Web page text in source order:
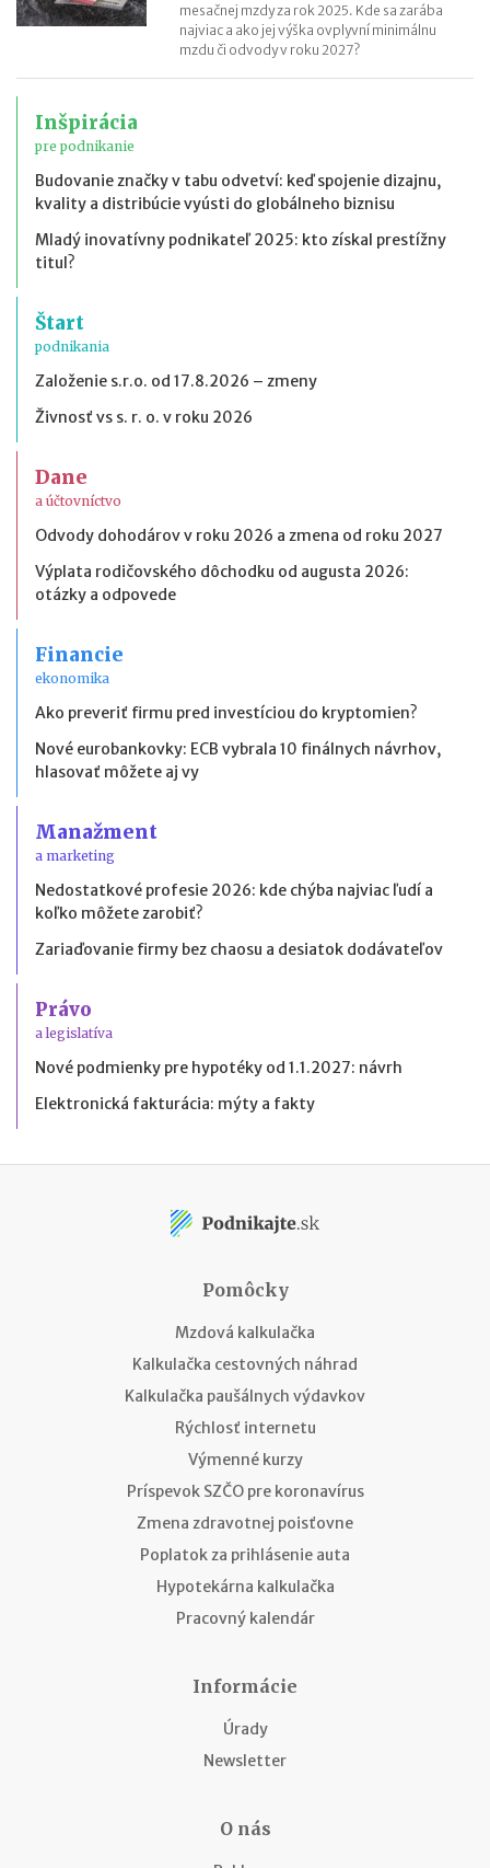
mesačnej mzdy za rok 2025. Kde sa zarába
najviac a ako jej výška ovplyvní minimálnu
mzdu či odvody v roku 2027?
Inšpirácia
pre podnikanie
Budovanie značky v tabu odvetví: keď spojenie dizajnu,
kvality a distribúcie vyústi do globálneho biznisu
Mladý inovatívny podnikateľ 2025: kto získal prestížny
titul?
Štart
podnikania
Založenie s.r.o. od 17.8.2026 – zmeny
Živnosť vs s. r. o. v roku 2026
Dane
a účtovníctvo
Odvody dohodárov v roku 2026 a zmena od roku 2027
Výplata rodičovského dôchodku od augusta 2026:
otázky a odpovede
Financie
ekonomika
Ako preveriť firmu pred investíciou do kryptomien?
Nové eurobankovky: ECB vybrala 10 finálnych návrhov,
hlasovať môžete aj vy
Manažment
a marketing
Nedostatkové profesie 2026: kde chýba najviac ľudí a
koľko môžete zarobiť?
Zariaďovanie firmy bez chaosu a desiatok dodávateľov
Právo
a legislatíva
Nové podmienky pre hypotéky od 1.1.2027: návrh
Elektronická fakturácia: mýty a fakty
Pomôcky
Mzdová kalkulačka
Kalkulačka cestovných náhrad
Kalkulačka paušálnych výdavkov
Rýchlosť internetu
Výmenné kurzy
Príspevok SZČO pre koronavírus
Zmena zdravotnej poisťovne
Poplatok za prihlásenie auta
Hypotekárna kalkulačka
Pracovný kalendár
Informácie
Úrady
Newsletter
O nás